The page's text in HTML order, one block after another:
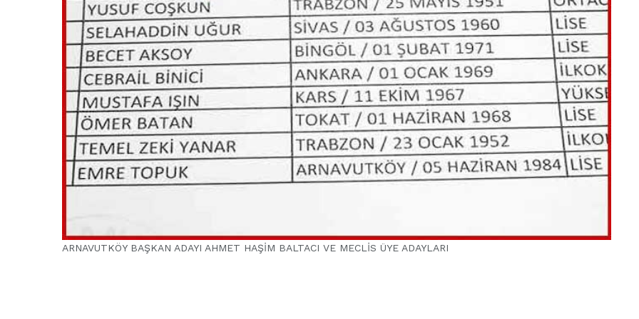
ARNAVUTKÖY BAŞKAN ADAYI AHMET HAŞİM BALTACI VE MECLİS ÜYE ADAYLARI